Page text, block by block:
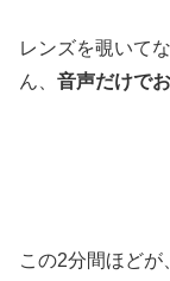
レンズを覗いて
ん、 音声だけで
この2分間ほどが